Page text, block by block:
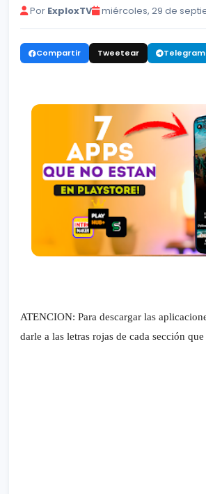
Por ExploxTV miércoles, 29 de
Compartir Tweetear Telegram
ATENCION: Para descargar las
darle a las letras rojas de cada sección